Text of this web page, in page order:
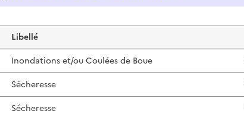
Libellé
Inondations et/ou Coulées de Boue
Sécheresse
Sécheresse